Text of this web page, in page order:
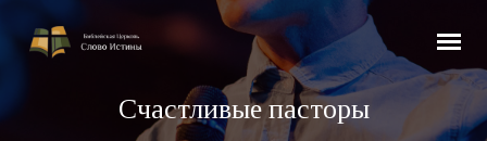
Счастливые пасторы